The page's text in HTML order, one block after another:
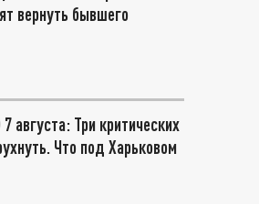
вернуть бывшего
августа: Три критических
Что под Харьковом